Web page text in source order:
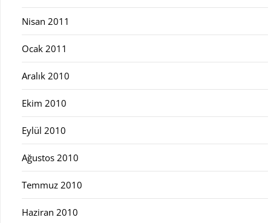
Nisan 2011
Ocak 2011
Aralık 2010
Ekim 2010
Eylül 2010
Ağustos 2010
Temmuz 2010
Haziran 2010